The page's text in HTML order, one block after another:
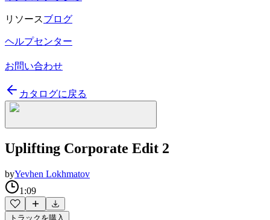
リソースブログ
ヘルプセンター
お問い合わせ
カタログに戻る
Uplifting Corporate Edit 2
byYevhen Lokhmatov
1:09
トラックを購入